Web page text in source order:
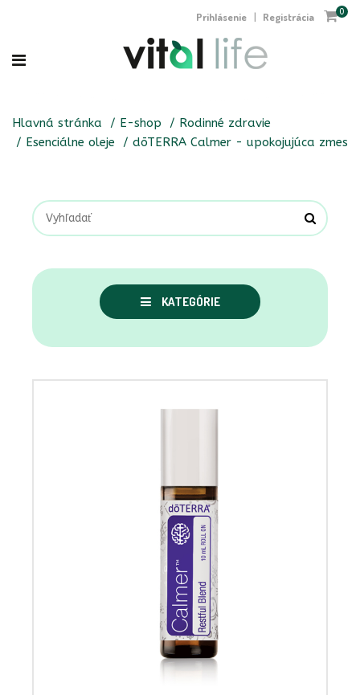
Prihlásenie | Registrácia 0
Hlavná stránka E-shop
Rodinné zdravie
Esenciálne oleje
dōTERRA Calmer - upokojujúca zmes
KATEGÓRIE